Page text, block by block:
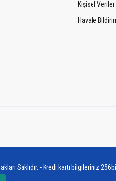
Kişisel Veriler
Havale
Saklıdır. - Kredi kartı bilgileriniz